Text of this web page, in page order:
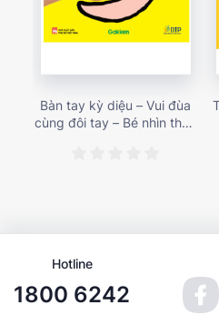
Bàn tay kỳ diệu – Vui đùa
cùng đôi tay – Bé nhìn thấy
Hotline
1800 6242